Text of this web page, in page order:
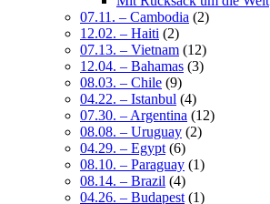
07.11. – Cambodia (2)
12.02. – Haiti (2)
07.13. – Vietnam (12)
12.04. – Bahamas (3)
08.03. – Chile (9)
04.22. – Istanbul (4)
07.30. – Argentina (12)
08.08. – Uruguay (2)
04.29. – Egypt (6)
08.10. – Paraguay (1)
08.14. – Brazil (4)
04.26. – Budapest (1)